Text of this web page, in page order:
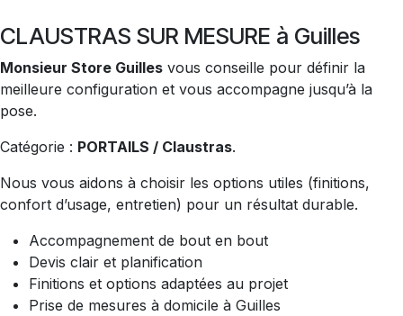
CLAUSTRAS SUR MESURE à Guilles
Monsieur Store Guilles vous conseille pour définir la
meilleure configuration et vous accompagne jusqu’à la
pose.
Catégorie : PORTAILS / Claustras.
Nous vous aidons à choisir les options utiles (finitions,
confort d’usage, entretien) pour un résultat durable.
Accompagnement de bout en bout
Devis clair et planification
Finitions et options adaptées au projet
Prise de mesures à domicile à Guilles